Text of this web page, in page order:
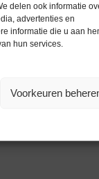
delen ook informatie
advertenties en
informatie die u aan
hun services.
Voorkeuren